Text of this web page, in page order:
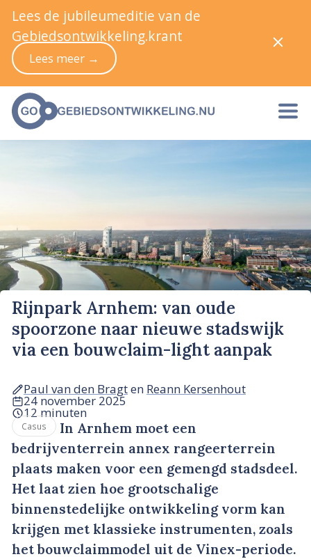
Rijnpark Arnhem: van oude
spoorzone naar nieuwe stadswijk
via een bouwclaim-light aanpak
Paul van den Bragten Reann Kersenhout
24 november 2025
12 minuten
Casus
In Arnhem moet een
bedrijventerrein annex rangeerterrein
plaats maken voor een gemengd stadsdeel.
Het laat zien hoe grootschalige
binnenstedelijke ontwikkeling vorm kan
krijgen met klassieke instrumenten, zoals
het bouwclaimmodel uit de Vinex-periode.
Lees de jubileumeditie van de
Gebiedsontwikkeling.krant
Lees meer →